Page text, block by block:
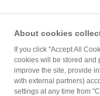
ウェブサイト利用規約
反社会的勢力に対する方針
勧誘方針
マネロン等基本方針
カスタマーハラスメントに関
About cookies
If you click "Accept All
cookies will be stored and
improve the site, provide
with external partners)
settings at any time from